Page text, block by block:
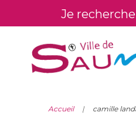
Accueil camille